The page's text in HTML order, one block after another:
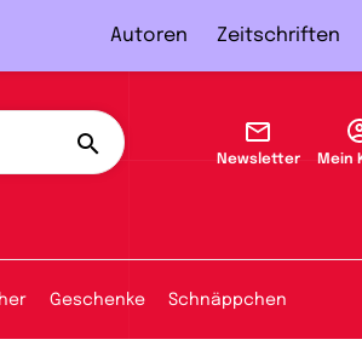
Autoren Zeitschriften
Newsletter Mein
Geschenke Schnäppchen